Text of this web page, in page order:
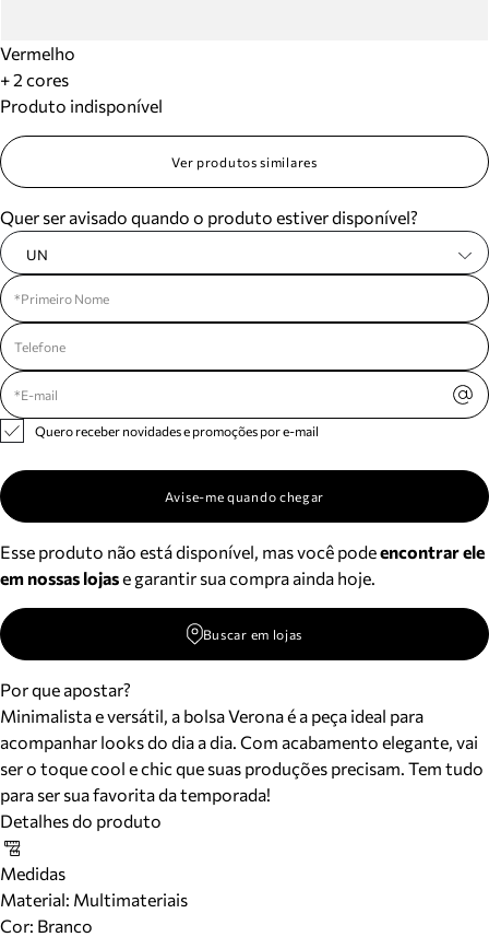
Vermelho
+ 2 cores
Produto indisponível
Ver produtos similares
Quer ser avisado quando o produto estiver disponível?
UN
Quero receber novidades e promoções por e-mail
Avise-me quando chegar
Esse produto não está disponível, mas você podeencontrar ele
em nossas lojase garantir sua compra ainda hoje.
Buscar em lojas
Por que apostar?
Minimalista e versátil, a bolsa Verona é a peça ideal para
acompanhar looks do dia a dia. Com acabamento elegante, vai
ser o toque cool e chic que suas produções precisam. Tem tudo
para ser sua favorita da temporada!
Detalhes do produto
Medidas
Material: Multimateriais
Cor: Branco